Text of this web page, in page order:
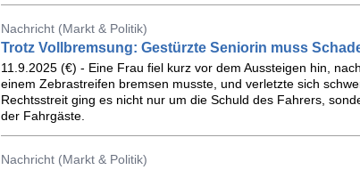
Nachricht (Markt & Politik)
Trotz Vollbremsung: Gestürzte Seniorin muss
11.9.2025 (€) - Eine Frau fiel kurz vor dem Aussteigen hin,
einem Zebrastreifen bremsen musste, und verletzte sich
Rechtsstreit ging es nicht nur um die Schuld des Fahrers,
der Fahrgäste.
Nachricht (Markt & Politik)